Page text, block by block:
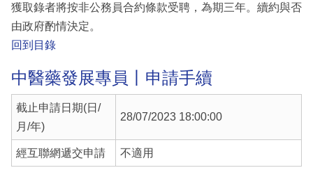
獲取錄者將按非公務員合約條款受聘，為期三年。續約與否
由政府酌情決定。
回到目錄
中醫藥發展專員丨申請手續
截止申請日期(日/
月/年)
28/07/2023 18:00:00
經互聯網遞交申請 不適用